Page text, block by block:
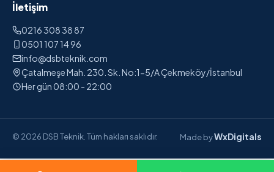
İletişim
0216 308 38 87
0501 107 14 96
info@dsbteknik.com
Çatalmeşe Mah. 230. Sk. No:1-5/A Çekmeköy/İstanbul
Her gün 08:00 - 22:00
© 2026 DSB Teknik. Tüm hakları saklıdır. Made byWxDigitals